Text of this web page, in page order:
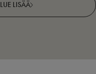
LUE LISÄÄ